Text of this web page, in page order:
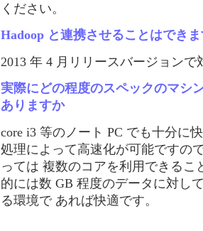
ください。
Hadoop と連携させることはでき
2013 年 4 月リリースバージョンで
実際にどの程度のスペックのマシ
ありますか
core i3 等のノート PC でも十分に
処理によって高速化が可能ですの
っては 複数のコアを利用できるこ
的には数 GB 程度のデータに対し
る環境で あれば快適です。